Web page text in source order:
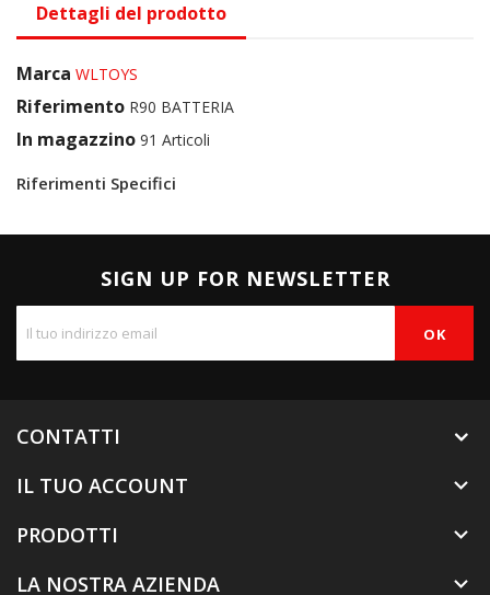
Dettagli del prodotto
Marca WLTOYS
Riferimento R90 BATTERIA
In magazzino 91 Articoli
Riferimenti Specifici
SIGN UP FOR NEWSLETTER
CONTATTI
IL TUO ACCOUNT

PRODOTTI 
LA NOSTRA AZIENDA 